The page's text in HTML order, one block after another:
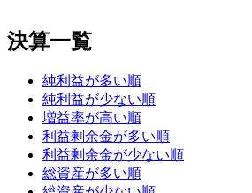
決算一覧
純利益が多い順
純利益が少ない順
増益率が高い順
利益剰余金が多い順
利益剰余金が少ない順
総資産が多い順